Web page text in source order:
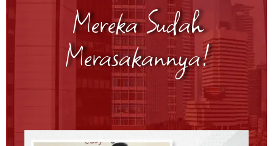
Mereka Sudah
Merasakannya!